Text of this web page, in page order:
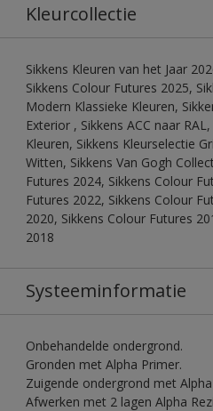
Kleurcollectie
Sikkens Kleuren van het Jaar
Sikkens Colour Futures 2025,
Modern Klassieke Kleuren,
Exterior , Sikkens ACC naar
Kleuren, Sikkens Kleurselectie
Witten, Sikkens Van Gogh
Futures 2024, Sikkens Colour
Futures 2022, Sikkens Colour
2020, Sikkens Colour Futures
2018
Systeeminformatie
Onbehandelde ondergrond.
Gronden met Alpha Primer.
Zuigende ondergrond met
Afwerken met 2 lagen Alpha